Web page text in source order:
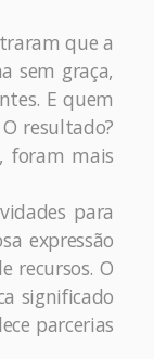
que a
sem graça,
E quem
resultado?
foram mais
para
expressão
recursos. O
significado
parcerias